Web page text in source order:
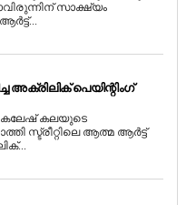
സാക്ഷ്യം
അക്രിലിക് പെയിന്റിംഗ്
കലേഷ് കലയുടെ
സ്ട്രീറ്റിലെ ആത്മ ആർട്ട്